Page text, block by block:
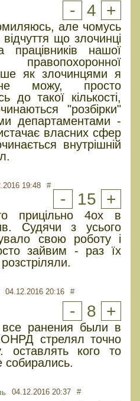
- 4 +
але чомусь
що злочинці
нашої
правопохоронної
як злочинцями я
можу, просто
до такої кількості,
"розбірки"
департаментами -
власних сфер
внутрішній
19:48 #
- 15 +
прицільно 4ох в
Судячи з усього
свою роботу і
зайвим - раз їх
04.12.2016 20:16 #
- 8 +
ранения были в
стрелял точно
оставлять кого то
04.12.2016 20:37 #